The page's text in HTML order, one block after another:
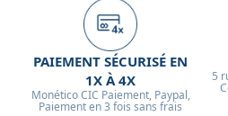
PAIEMENT SÉCURISÉ EN
1X À 4X
Monético CIC Paiement, Paypal,
Paiement en 3 fois sans frais
5